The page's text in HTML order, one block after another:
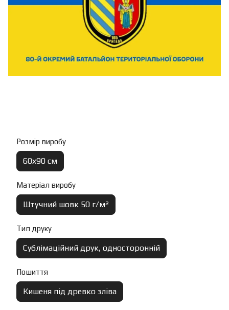
Розмір виробу
60х90 см
Матеріал виробу
Штучний шовк 50 г/м²
Тип друку
Сублімаційний друк, односторонній
Пошиття
Кишеня під древко зліва